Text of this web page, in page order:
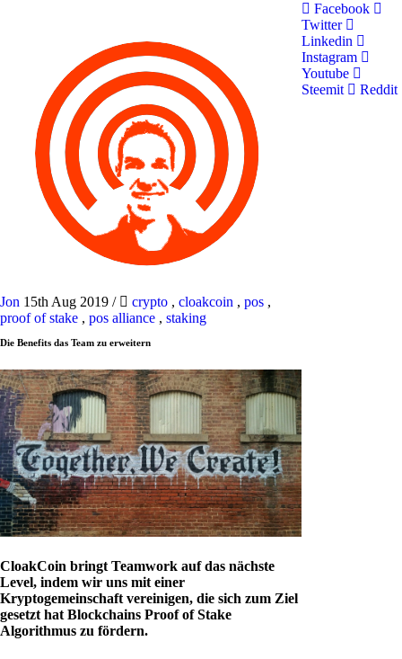
Jon 15th Aug 2019 / crypto , cloakcoin , pos ,
proof of stake , pos alliance , staking
Die Benefits das Team zu erweitern
CloakCoin bringt Teamwork auf das nächste
Level, indem wir uns mit einer
Kryptogemeinschaft vereinigen, die sich zum Ziel
gesetzt hat Blockchains Proof of Stake
Algorithmus zu fördern.
Facebook
Twitter
Linkedin
Instagram
Youtube
Steemit
Reddit